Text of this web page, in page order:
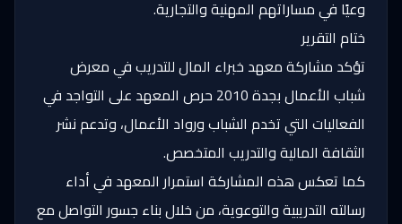
وعيًا في مساراتهم المهنية والتجارية.
ختام التقرير
تؤكد مشاركة معهد خبراء المال للتدريب في معرض
شباب الأعمال بجدة 2010 حرص المعهد على التواجد في
الفعاليات التي تخدم الشباب ورواد الأعمال، وتدعم نشر
الثقافة المالية والتدريب المتخصص.
كما تعكس هذه المشاركة استمرار المعهد في أداء
رسالته التدريبية والتوعوية، من خلال بناء جسور التواصل مع